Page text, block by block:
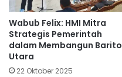
Wabub Felix: HMI Mitra
Strategis Pemerintah
dalam Membangun Barito
Utara
22 Oktober 2025